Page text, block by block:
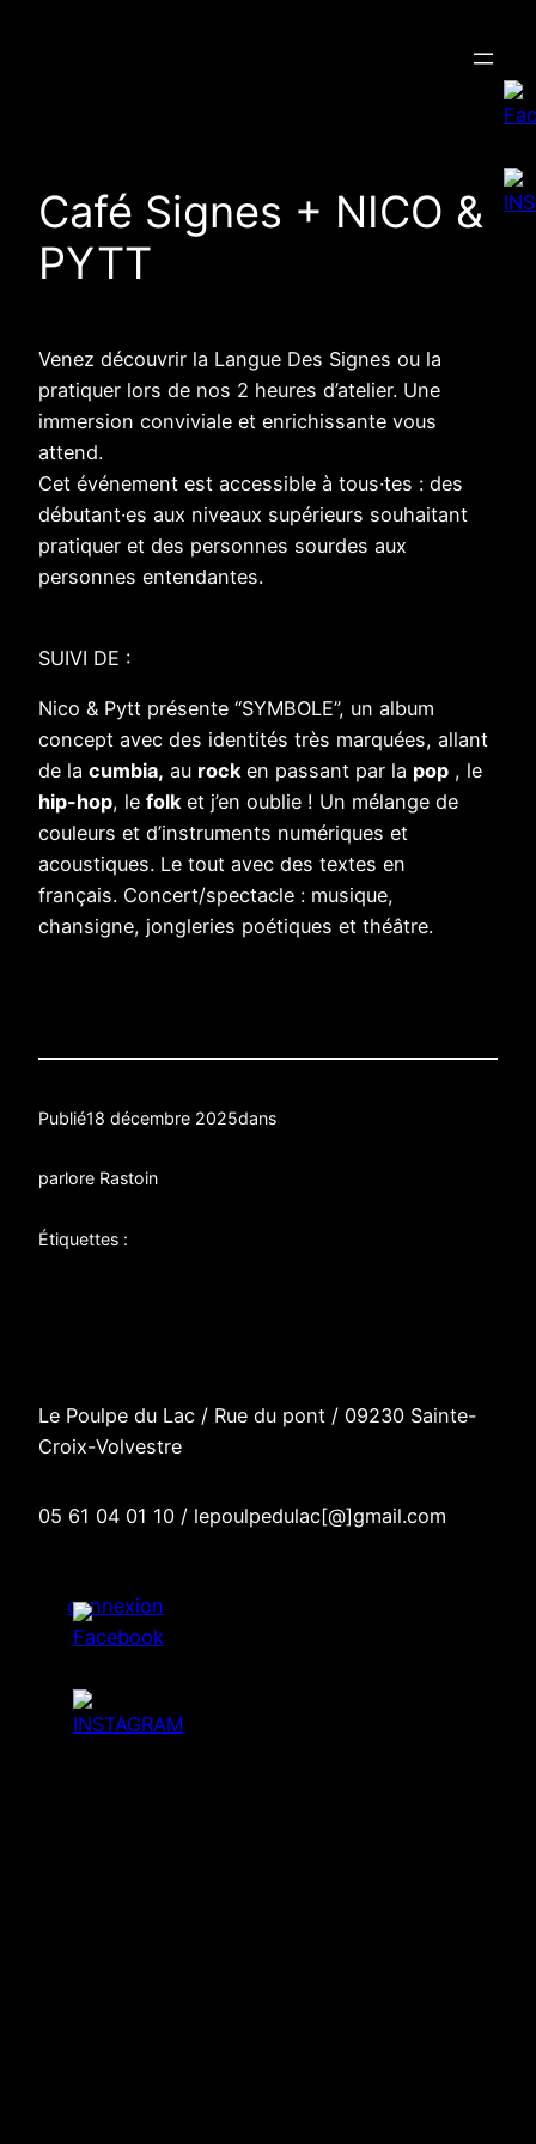
Café Signes + NICO &
PYTT
Venez découvrir la Langue Des Signes ou la
pratiquer lors de nos 2 heures d’atelier. Une
immersion conviviale et enrichissante vous
attend.
Cet événement est accessible à tous·tes : des
débutant·es aux niveaux supérieurs souhaitant
pratiquer et des personnes sourdes aux
personnes entendantes.
SUIVI DE :
Nico & Pytt présente “SYMBOLE”, un album
concept avec des identités très marquées, allant
de la cumbia, au rocken passant par la pop , le
hip-hop, le folket j’en oublie ! Un mélange de
couleurs et d’instruments numériques et
acoustiques. Le tout avec des textes en
français. Concert/spectacle : musique,
chansigne, jongleries poétiques et théâtre.
Publié18 décembre 2025dans
parlore Rastoin
Étiquettes :
Le Poulpe du Lac / Rue du pont / 09230 Sainte-
Croix-Volvestre
05 61 04 01 10 / lepoulpedulac[@]gmail.com
connexion